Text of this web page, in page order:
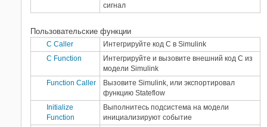
сигнал
Пользовательские функции
C Caller Интегрируйте код С в Simulink
C Function
Интегрируйте и вызовите внешний код С из
модели Simulink
Function Caller
Вызовите Simulink, или экспортировал
функцию Stateflow
Initialize
Function
Выполнитесь подсистема на модели
инициализируют событие